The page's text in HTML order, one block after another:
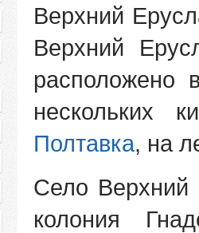
Верхний
Верхний
расположено
нескольких
Полтавка, на
Село
колония